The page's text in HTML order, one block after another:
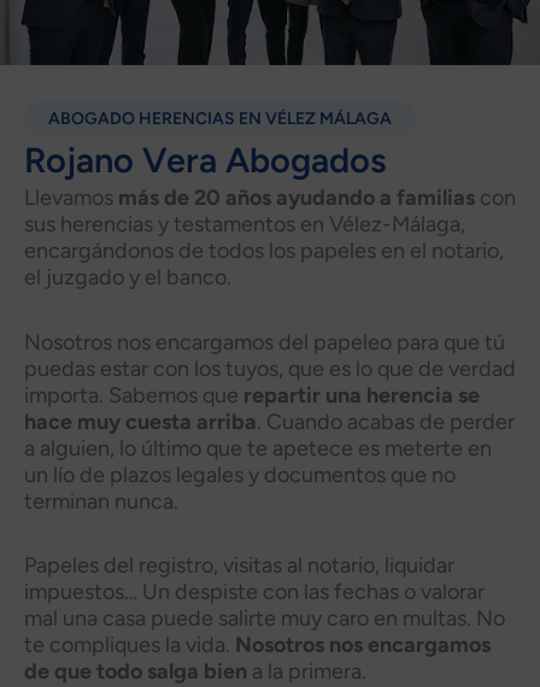
ABOGADO HERENCIAS EN VÉLEZ MÁLAGA
Rojano Vera Abogados
Llevamos más de 20 años ayudando a familias con
sus herencias y testamentos en Vélez-Málaga,
encargándonos de todos los papeles en el notario,
el juzgado y el banco.
Nosotros nos encargamos del papeleo para que tú
puedas estar con los tuyos, que es lo que de verdad
importa. Sabemos que repartir una herencia se
hace muy cuesta arriba. Cuando acabas de perder
a alguien, lo último que te apetece es meterte en
un lío de plazos legales y documentos que no
terminan nunca.
Papeles del registro, visitas al notario, liquidar
impuestos… Un despiste con las fechas o valorar
mal una casa puede salirte muy caro en multas. No
te compliques la vida. Nosotros nos encargamos
de que todo salga bien a la primera.